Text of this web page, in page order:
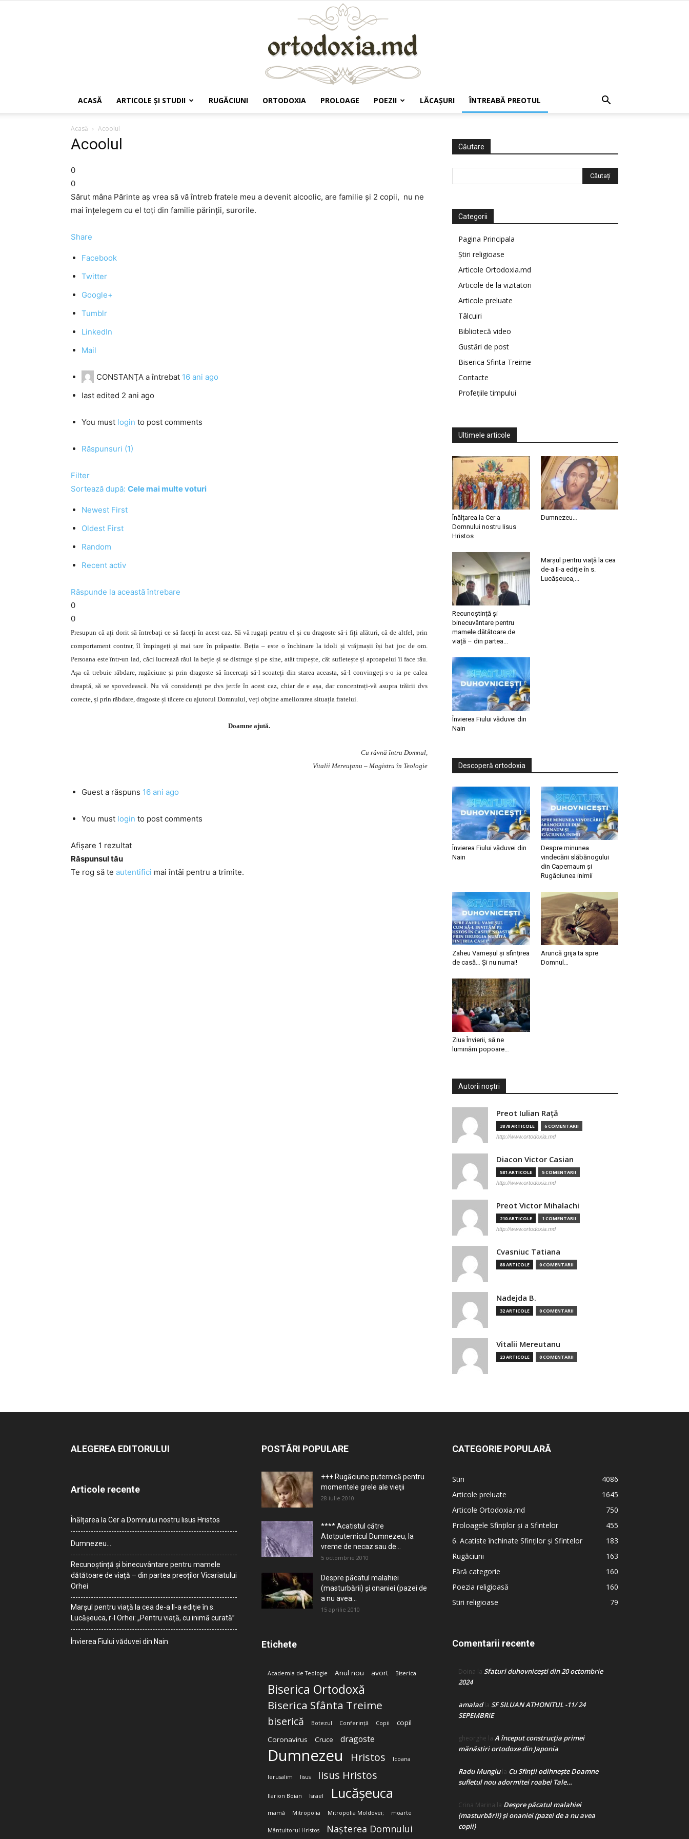
ACASĂ ARTICOLE ŞI STUDII RUGĂCIUNI ORTODOXIA PROLOAGE POEZII LĂCAŞURI ÎNTREABĂ PREOTUL
Acasă Acoolul
Acoolul
0
0
Sărut mâna Părinte aş vrea să vă întreb fratele meu a devenit alcoolic, are familie şi 2 copii, nu ne
mai înţelegem cu el toţi din familie părinţii, surorile.
Share
Facebook
Twitter
Google+
Tumblr
LinkedIn
Mail
CONSTANŢA a întrebat 16 ani ago
last edited 2 ani ago
You must login to post comments
Răspunsuri (1)
Filter
Sortează după: Cele mai multe voturi
Newest First
Oldest First
Random
Recent activ
Răspunde la această întrebare
0
0
Presupun că ați dorit să întrebați ce să faceți în acest caz. Să vă rugați pentru el și cu dragoste să-i fiți alături, că de altfel, prin
comportament contrar, îl împingeți și mai tare în prăpastie. Beția – este o închinare la idoli și vrăjmașii își bat joc de om.
Persoana este într-un iad, căci lucrează răul la beție și se distruge și pe sine, atât trupește, cât sufletește și aproapelui îi face rău.
Așa că trebuie răbdare, rugăciune și prin dragoste să încercați să-l scoateți din starea aceasta, să-l convingeți s-o ia pe calea
dreaptă, să se spovedească. Nu vă considerați pe dvs jertfe în acest caz, chiar de e așa, dar concentrați-vă asupra trăirii dvs
corecte, și prin răbdare, dragoste și tăcere cu ajutorul Domnului, veți obține ameliorarea situația fratelui.
Doamne ajută.
Cu râvnă întru Domnul,
Vitalii Mereuţanu – Magistru în Teologie
Guest a răspuns 16 ani ago
You must login to post comments
Afișare 1 rezultat
Răspunsul tău
Te rog să te autentifici mai întâi pentru a trimite.
Căutare
Categorii
Pagina Principala
Știri religioase
Articole Ortodoxia.md
Articole de la vizitatori
Articole preluate
Tâlcuiri
Bibliotecă video
Gustări de post
Biserica Sfinta Treime
Contacte
Profețiile timpului
Ultimele articole
Înălțarea la Cer a
Domnului nostru Iisus
Hristos
Dumnezeu…
Recunoștință și
binecuvântare pentru
mamele dătătoare de
viață – din partea...
Marșul pentru viață la cea
de-a II-a ediție în s.
Lucășeuca,...
Învierea Fiului văduvei din
Nain
Descoperă ortodoxia
Învierea Fiului văduvei din
Nain
Despre minunea
vindecării slăbănogului
din Capernaum și
Rugăciunea inimii
Zaheu Vameșul și sfințirea
de casă… Și nu numai!
Aruncă grija ta spre
Domnul…
Ziua Învierii, să ne
luminăm popoare…
Autorii noștri
Preot Iulian Raţă
3878 ARTICOLE 6 COMENTARII
http://www.ortodoxia.md
Diacon Victor Casian
581 ARTICOLE 5 COMENTARII
http://www.ortodoxia.md
Preot Victor Mihalachi
210 ARTICOLE 1 COMENTARII
http://www.ortodoxia.md
Cvasniuc Tatiana
88 ARTICOLE 0 COMENTARII
Nadejda B.
32 ARTICOLE 0 COMENTARII
Vitalii Mereutanu
23 ARTICOLE 0 COMENTARII
ALEGEREA EDITORULUI
Articole recente
Înălțarea la Cer a Domnului nostru Iisus Hristos
Dumnezeu…
Recunoștință și binecuvântare pentru mamele
dătătoare de viață – din partea preoților Vicariatului
Orhei
Marșul pentru viață la cea de-a II-a ediție în s.
Lucășeuca, r-l Orhei: „Pentru viață, cu inimă curată”
Învierea Fiului văduvei din Nain
POSTĂRI POPULARE
+++ Rugăciune puternică pentru
momentele grele ale vieţii
28 iulie 2010
**** Acatistul către
Atotputernicul Dumnezeu, la
vreme de necaz sau de...
5 octombrie 2010
Despre păcatul malahiei
(masturbării) şi onaniei (pazei de
a nu avea...
15 aprilie 2010
Etichete
Academia de Teologie Anul nou avort Biserica
Biserica Ortodoxă
Biserica Sfânta Treime
biserică Botezul Conferință Copii
copil
Coronavirus
Cruce dragoste
Dumnezeu Hristos Icoana
Ierusalim Iisus Iisus Hristos
Ilarion Boian Israel Lucășeuca
mamă Mitropolia Mitropolia Moldovei; moarte
Mântuitorul Hristos Nașterea Domnului
CATEGORIE POPULARĂ
Stiri
4086
Articole preluate
1645
Articole Ortodoxia.md
750
Proloagele Sfinților și a Sfintelor
455
6. Acatiste închinate Sfinților și Sfintelor
183
Rugăciuni
163
Fără categorie
160
Poezia religioasă
160
Stiri religioase
79
Comentarii recente
Doina la Sfaturi duhovnicești din 20 octombrie
2024
amaladla SF SILUAN ATHONITUL -11/ 24
SEPEMBRIE
gheorghe la A început construcţia primei
mănăstiri ortodoxe din Japonia
Radu Mungiula Cu Sfinții odihnește Doamne
sufletul nou adormitei roabei Tale…
Crina Marina la Despre păcatul malahiei
(masturbării) şi onaniei (pazei de a nu avea
copii)